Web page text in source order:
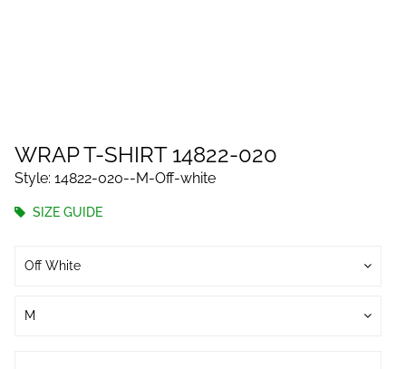
WRAP T-SHIRT 14822-020
Style: 14822-020--M-Off-white
SIZE GUIDE
Off White
M